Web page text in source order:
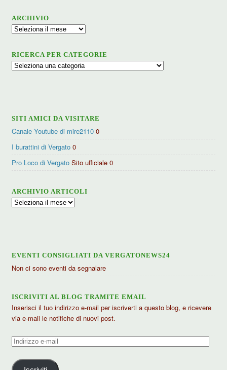
ARCHIVIO
Archivio
RICERCA PER CATEGORIE
Ricerca
SITI AMICI DA VISITARE
Canale Youtube di mire2110 0
I burattini di Vergato 0
Pro Loco di Vergato Sito ufficiale 0
ARCHIVIO ARTICOLI
Archivio
EVENTI CONSIGLIATI DA VERGATONEWS24
Non ci sono eventi da segnalare
ISCRIVITI AL BLOG TRAMITE EMAIL
Inserisci il tuo indirizzo e-mail per iscriverti a questo blog, e ricevere
via e-mail le notifiche di nuovi post.
Indirizzo
mail